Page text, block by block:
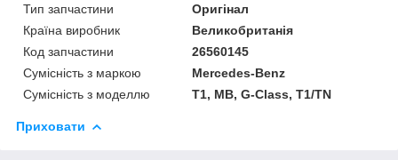
Тип запчастини
Оригінал
Країна виробник
Великобританія
Код запчастини
26560145
Сумісність з маркою
Mercedes-Benz
Сумісність з моделлю
T1, MB, G-Class, T1/TN
Приховати